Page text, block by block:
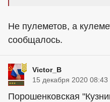
Не пулеметов, а
сообщалось.
Victor_B
15 декабря 2020 08:43
Порошенковская